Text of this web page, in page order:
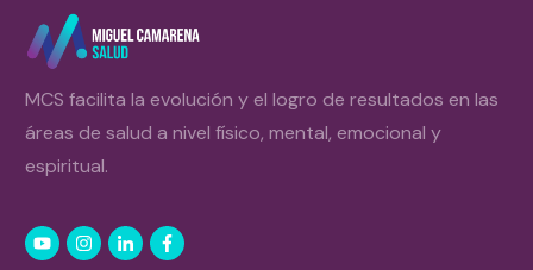
MCS facilita la evolución y el logro de resultados en las
áreas de salud a nivel físico, mental, emocional y
espiritual.